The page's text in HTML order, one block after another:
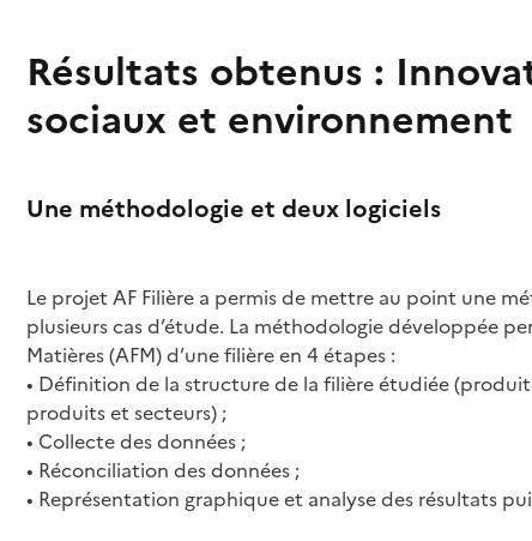
Résultats obtenus :
sociaux et environnement
obtenus
Une méthodologie et deux logiciels
Le projet AF Filière a permis de mettre au point une
plusieurs cas d’étude. La méthodologie développée
Matières (AFM) d’une filière en 4 étapes :
• Définition de la structure de la filière étudiée
produits et secteurs) ;
• Collecte des données ;
• Réconciliation des données ;
• Représentation graphique et analyse des résultats